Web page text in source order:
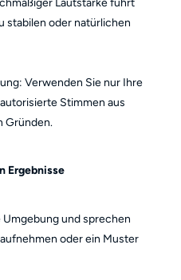
stabilen oder natürlichen
Verwenden Sie nur Ihre
Stimmen aus
Gründen.
Ergebnisse
Umgebung und sprechen
oder ein Muster